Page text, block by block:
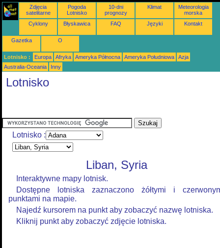
Zdjęcia
satelitarne
Pogoda
Lotnisko
10-dni
prognozy
Klimat
Meteorologia
morska
Cyklony
Błyskawica FAQ Języki Kontakt
Gazetka O
Lotnisko : Europa Afryka Ameryka Północna Ameryka Południowa
Azja
Australia-Oceania
Inny
Lotnisko
Lotnisko :
Liban, Syria
Interaktywne mapy lotnisk.
Dostępne lotniska zaznaczono żółtymi i
punktami na mapie.
Najedź kursorem na punkt aby zobaczyć nazwę lotniska.
Kliknij punkt aby zobaczyć zdjęcie lotniska.